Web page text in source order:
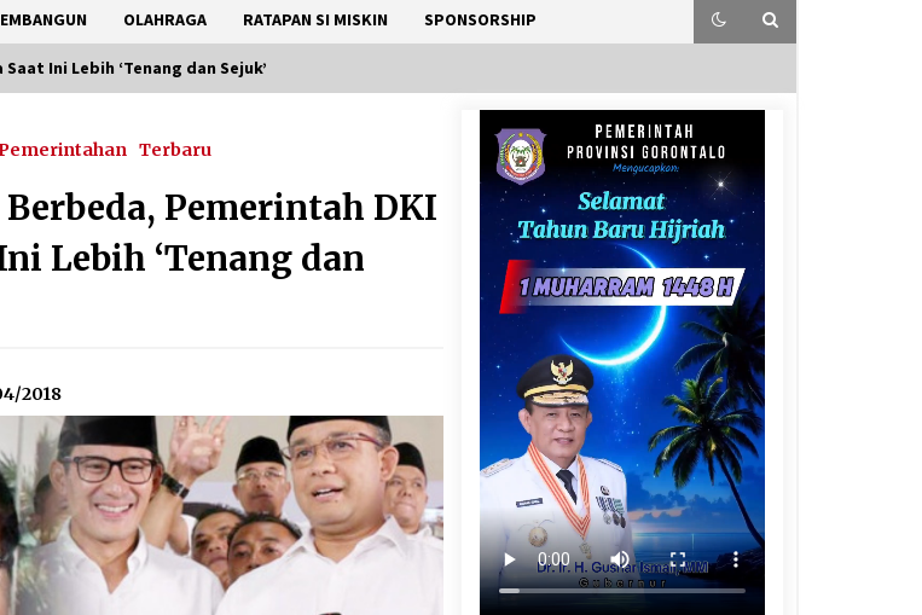
OLAHRAGA RATAPAN SI MISKIN SPONSORSHIP
Ini Lebih ‘Tenang dan Sejuk’
Terbaru
Pemerintah DKI
Lebih ‘Tenang dan
2018